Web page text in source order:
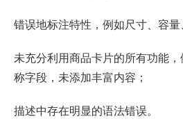
错误地标注特性，例如尺寸、容量
未充分利用商品卡片的所有功能
称字段，未添加丰富内容；
描述中存在明显的语法错误。